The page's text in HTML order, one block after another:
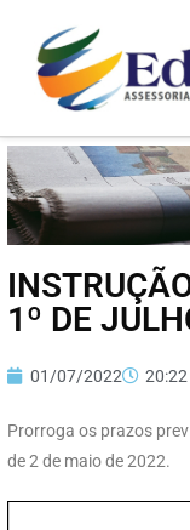
1º DE
01/07/2022 20:22
Prorroga os prazos
de 2 de maio de 2022.